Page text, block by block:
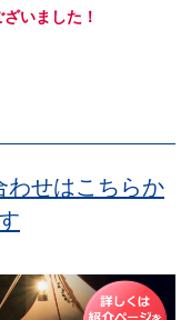
いました！
わせはこちらか